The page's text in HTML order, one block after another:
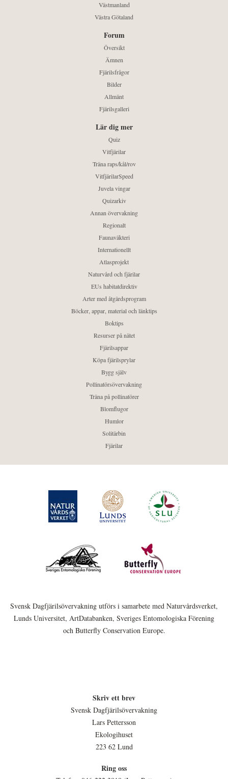
Västmanland
Västra Götaland
Forum
Översikt
Ämnen
Fjärilsfrågor
Bilder
Allmänt
Fjärilsgalleri
Lär dig mer
Quiz
Vitfjärilar
Träna raps/kål/rov
VitfjärilarSpeed
Juvela vingar
Quizarkiv
Annan övervakning
Regionalt
Faunaväkteri
Internationellt
Atlasprojekt
Naturvård och fjärilar
EUs habitatdirektiv
Arter med åtgärdsprogram
Böcker, appar, material och länktips
Boktips
Resurser på nätet
Fjärilsappar
Köpa fjärilsprylar
Bygg själv
Pollinatörsövervakning
Träna på pollinatörer
Blomflugor
Humlor
Solitärbin
Fjärilar
Svensk Dagfjärilsövervakning utförs i samarbete med Naturvårdsverket,
Lunds Universitet, ArtDatabanken, Sveriges Entomologiska Förening
och Butterfly Conservation Europe.
Skriv ett brev
Svensk Dagfjärilsövervakning
Lars Pettersson
Ekologihuset
223 62 Lund
Ring oss